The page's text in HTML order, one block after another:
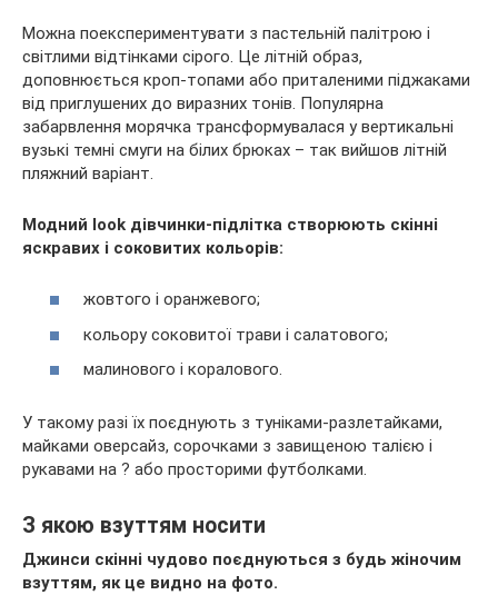
Можна поекспериментувати з пастельній палітрою і
світлими відтінками сірого. Це літній образ,
доповнюється кроп-топами або приталеними піджаками
від приглушених до виразних тонів. Популярна
забарвлення морячка трансформувалася у вертикальні
вузькі темні смуги на білих брюках – так вийшов літній
пляжний варіант.
Модний look дівчинки-підлітка створюють скінні
яскравих і соковитих кольорів:
жовтого і оранжевого;
кольору соковитої трави і салатового;
малинового і коралового.
У такому разі їх поєднують з туніками-разлетайками,
майками оверсайз, сорочками з завищеною талією і
рукавами на ? або просторими футболками.
З якою взуттям носити
Джинси скінні чудово поєднуються з будь жіночим
взуттям, як це видно на фото.